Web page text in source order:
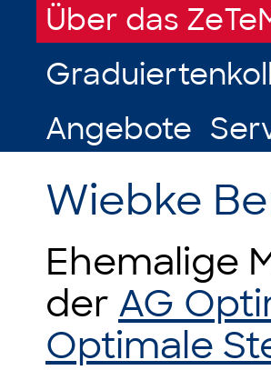
Über das
Angebote
Wiebke
Ehemalige
der AG
Optimale